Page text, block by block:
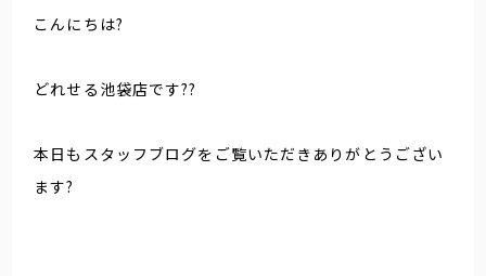
こんにちは?
どれせる池袋店です??
本日もスタッフブログをご覧いただきありがとうござい
ます?